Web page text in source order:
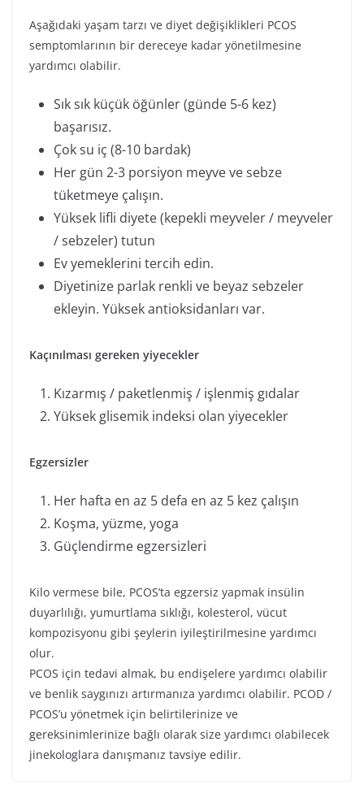
Aşağıdaki yaşam tarzı ve diyet değişiklikleri PCOS
semptomlarının bir dereceye kadar yönetilmesine
yardımcı olabilir.
Sık sık küçük öğünler (günde 5-6 kez)
başarısız.
Çok su iç (8-10 bardak)
Her gün 2-3 porsiyon meyve ve sebze
tüketmeye çalışın.
Yüksek lifli diyete (kepekli meyveler / meyveler
/ sebzeler) tutun
Ev yemeklerini tercih edin.
Diyetinize parlak renkli ve beyaz sebzeler
ekleyin. Yüksek antioksidanları var.
Kaçınılması gereken yiyecekler
Kızarmış / paketlenmiş / işlenmiş gıdalar
Yüksek glisemik indeksi olan yiyecekler
Egzersizler
Her hafta en az 5 defa en az 5 kez çalışın
Koşma, yüzme, yoga
Güçlendirme egzersizleri
Kilo vermese bile, PCOS’ta egzersiz yapmak insülin
duyarlılığı, yumurtlama sıklığı, kolesterol, vücut
kompozisyonu gibi şeylerin iyileştirilmesine yardımcı
olur.
PCOS için tedavi almak, bu endişelere yardımcı olabilir
ve benlik saygınızı artırmanıza yardımcı olabilir. PCOD /
PCOS’u yönetmek için belirtilerinize ve
gereksinimlerinize bağlı olarak size yardımcı olabilecek
jinekologlara danışmanız tavsiye edilir.